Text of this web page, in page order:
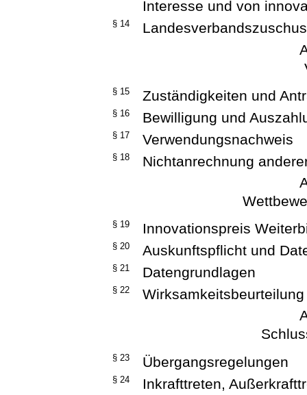
Interesse und von
§ 14
§ 15 Zuständigkeiten und
§ 16 Bewilligung und
§ 17 Verwendungsnachweis
§ 18
Nichtanrechnung
§ 19 Innovationspreis
§ 20 Auskunftspflicht und
§ 21 Datengrundlagen
§ 22
Wirksamkeitsbeurteilung
§ 23 Übergangsregelungen
§ 24 Inkrafttreten,